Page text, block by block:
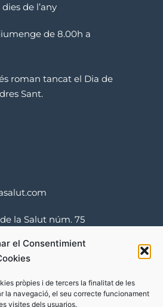
el Consentimient
pròpies i de tercers la finalitat de les
la navegació, el seu correcte funcionament
visites dels usuarios.
de l’any
de 8.00h a
roman tancat el Dia de
Sant.
la Salut núm. 75